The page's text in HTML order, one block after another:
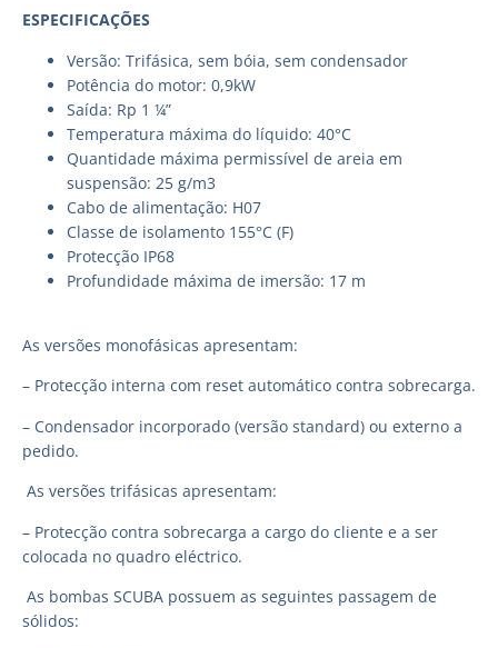
ESPECIFICAÇÕES
Versão: Trifásica, sem bóia, sem condensador
Potência do motor: 0,9kW
Saída: Rp 1 ¼”
Temperatura máxima do líquido: 40°C
Quantidade máxima permissível de areia em
suspensão: 25 g/m3
Cabo de alimentação: H07
Classe de isolamento 155°C (F)
Protecção IP68
Profundidade máxima de imersão: 17 m
As versões monofásicas apresentam:
– Protecção interna com reset automático contra sobrecarga.
– Condensador incorporado (versão standard) ou externo a
pedido.
As versões trifásicas apresentam:
– Protecção contra sobrecarga a cargo do cliente e a ser
colocada no quadro eléctrico.
As bombas SCUBA possuem as seguintes passagem de
sólidos: